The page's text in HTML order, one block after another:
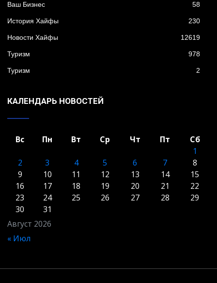
Ваш Бизнес 58
История Хайфы 230
Новости Хайфы 12619
Туризм 978
Туризм 2
КАЛЕНДАРЬ НОВОСТЕЙ
Август 2026
Вс Пн Вт Ср Чт Пт
Сб
1
2
3 4 5 6 7
8
9
10 11 12 13 14
15
16
17 18 19 20 21
22
23
24 25 26 27 28
29
30
31
« Июл